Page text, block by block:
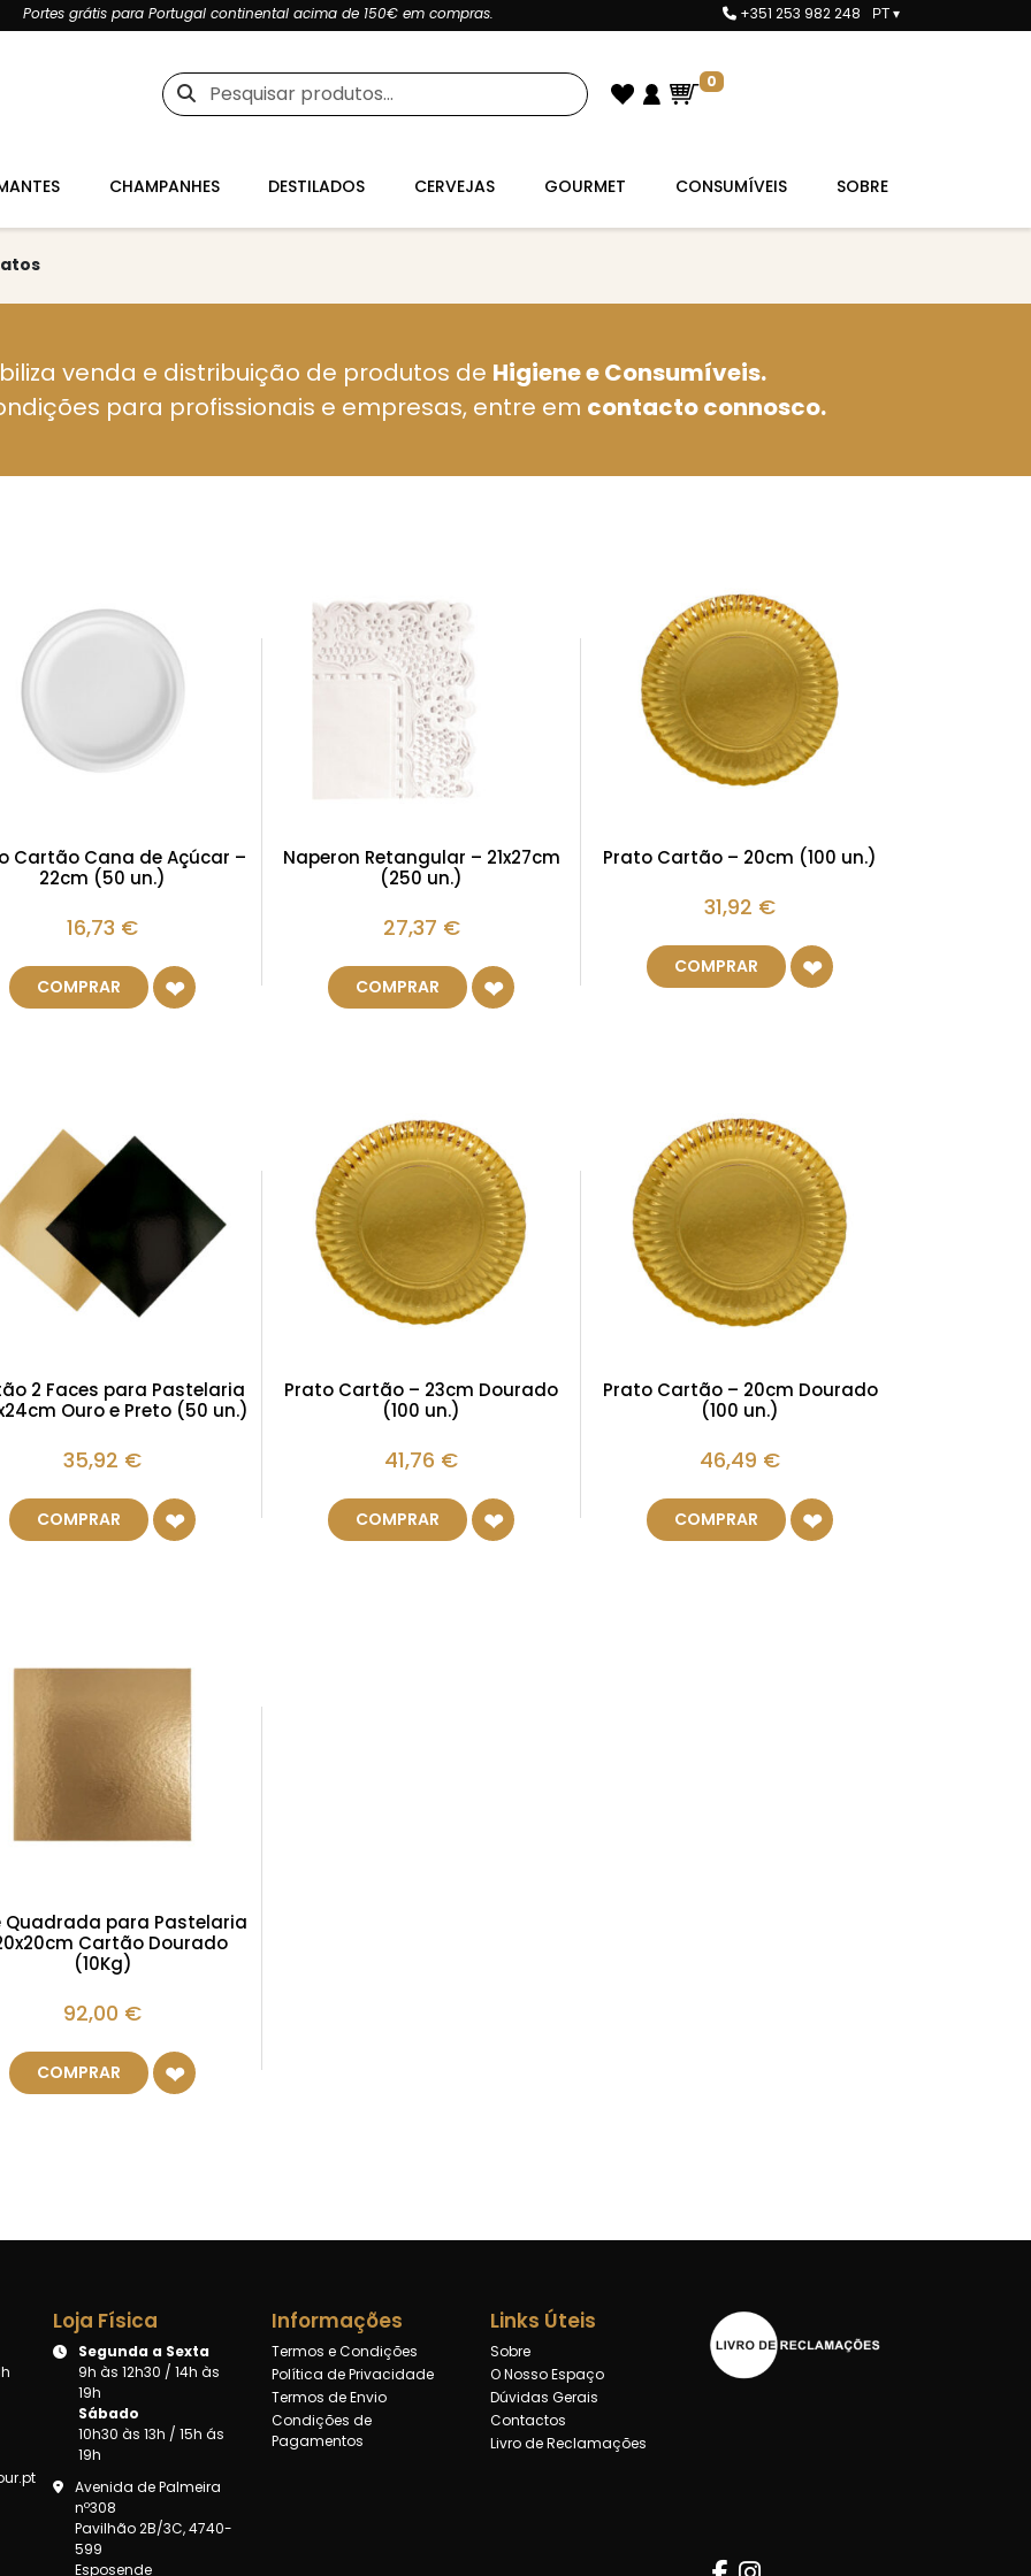
Portes grátis para Portugal continental acima de 150€ em compras. +351 253 982 248 PT ▾
Pesquisar
por:
0
CHAMPANHES DESTILADOS CERVEJAS GOURMET CONSUMÍVEIS SOBRE
venda e distribuição de produtos de Higiene e Consumíveis.
para profissionais e empresas, entre em contacto connosco.
Cartão Cana de Açúcar –
22cm (50 un.)
16,73 €
COMPRAR
Naperon Retangular – 21x27cm
(250 un.)
27,37 €
COMPRAR
Prato Cartão – 20cm (100 un.)
31,92 €
COMPRAR
2 Faces para Pastelaria
Ouro e Preto (50 un.)
35,92 €
COMPRAR
Prato Cartão – 23cm Dourado
(100 un.)
41,76 €
COMPRAR
Prato Cartão – 20cm Dourado
(100 un.)
46,49 €
COMPRAR
Quadrada para Pastelaria
Cartão Dourado
(10Kg)
92,00 €
COMPRAR
Loja Física
Segunda a Sexta
9h às 12h30 / 14h às
19h
Sábado
10h30 às 13h / 15h ás
19h
Avenida de Palmeira
nº308
Pavilhão 2B/3C, 4740-
599
Esposende
Informações
Termos e Condições
Política de Privacidade
Termos de Envio
Condições de
Pagamentos
Links Úteis
Sobre
O Nosso Espaço
Dúvidas Gerais
Contactos
Livro de Reclamações